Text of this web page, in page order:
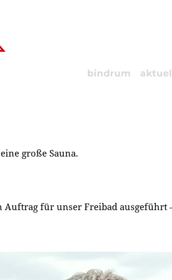
bindrum
große Sauna.
für unser Freibad ausgeführt